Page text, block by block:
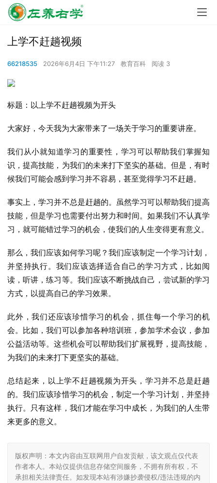
上学不赶趟视频
66218535 2026年6月4日 下午11:27 教育百科 阅读 3
标题：以上学不赶趟视频为开头
大家好，今天我为大家带来了一场关于学习的重要讲座。
我们从小就知道学习的重要性，学习可以帮助我们掌握知
识，提高技能，为我们的未来打下坚实的基础。但是，有时
候我们可能会感到学习并不容易，甚至觉得学习不赶趟。
事实上，学习并不总是赶趟的。虽然学习可以帮助我们提高
技能，但是学习也需要付出努力和时间。如果我们不认真学
习，就可能错过学习的机会，使我们的人生变得更有意义。
那么，我们应该如何学习呢？我们应该制定一个学习计划，
并坚持执行。我们应该选择适合自己的学习方式，比如阅
读，听讲，练习等。我们应该不断挑战自己，尝试新的学习
方式，以提高自己的学习效果。
此外，我们还应该珍惜学习的机会，抓住每一个学习的机
会。比如，我们可以参加各种培训班，参加学术会议，参加
公益活动等。这些机会可以帮助我们扩展视野，提高技能，
为我们的未来打下更坚实的基础。
总结起来，以上学不赶趟视频为开头，学习并不总是赶趟
的。我们应该珍惜学习的机会，制定一个学习计划，并坚持
执行。只有这样，我们才能在学习中成长，为我们的人生带
来更多的意义。
版权声明：本文内容由互联网用户自发贡献，该文观点仅代表
作者本人。本站仅提供信息存储空间服务，不拥有所有权，不
承担相关法律责任。如发现本站有涉嫌抄袭侵权/违法违规的内